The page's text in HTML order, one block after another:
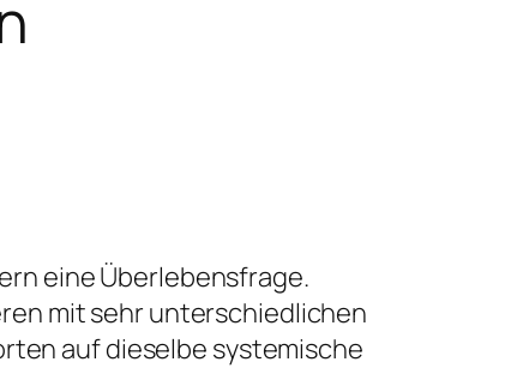
eine Überlebensfrage.
mit sehr unterschiedlichen
auf dieselbe systemische